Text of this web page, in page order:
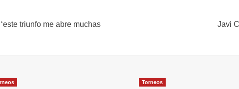
triunfo me abre muchas
Javi
Torneos